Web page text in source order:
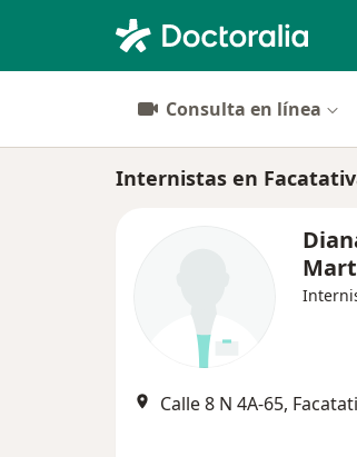
Consulta en línea
Internistas en
Calle 8 N 4A-65,